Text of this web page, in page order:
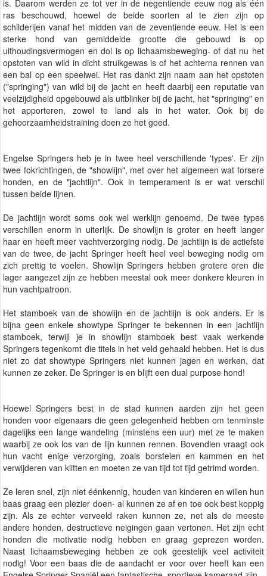
is. Daarom werden ze tot ver in de negentiende eeuw nog als één
ras beschouwd, hoewel de beide soorten al te zien zijn op
schilderijen vanaf het midden van de zeventiende eeuw. Het is een
sterke hond van gemiddelde grootte die gebouwd is op
uithoudingsvermogen en dol is op lichaamsbeweging- of dat nu het
opstoten van wild in dicht struikgewas is of het achterna rennen van
een bal op een speelwei. Het ras dankt zijn naam aan het opstoten
("springing") van wild bij de jacht en heeft daarbij een reputatie van
veelzijdigheid opgebouwd als uitblinker bij de jacht, het "springing" en
het apporteren, zowel te land als in het water. Ook bij de
gehoorzaamheidstraining doen ze het goed.
Engelse Springers heb je in twee heel verschillende 'types'. Er zijn
twee fokrichtingen, de "showlijn", met over het algemeen wat forsere
honden, en de "jachtlijn". Ook in temperament is er wat verschil
tussen beide lijnen.
De jachtlijn wordt soms ook wel werklijn genoemd. De twee types
verschillen enorm in uiterlijk. De showlijn is groter en heeft langer
haar en heeft meer vachtverzorging nodig. De jachtlijn is de actiefste
van de twee, de jacht Springer heeft heel veel beweging nodig om
zich prettig te voelen. Showlijn Springers hebben grotere oren die
lager aangezet zijn ze hebben meestal ook meer donkere kleuren in
hun vachtpatroon.
Het stamboek van de showlijn en de jachtlijn is ook anders. Er is
bijna geen enkele showtype Springer te bekennen in een jachtlijn
stamboek, terwijl je in showlijn stamboek best vaak werkende
Springers tegenkomt die titels in het veld gehaald hebben. Het is dus
niet zo dat showtype Springers niet kunnen jagen en werken, dat
kunnen ze zeker. De Springer is en blijft een dual purpose hond!
Hoewel Springers best in de stad kunnen aarden zijn het geen
honden voor eigenaars die geen gelegenheid hebben om tenminste
dagelijks een lange wandeling (minstens een uur) met ze te maken
waarbij ze ook los van de lijn kunnen rennen. Bovendien vraagt ook
hun vacht enige verzorging, zoals borstelen en kammen en het
verwijderen van klitten en moeten ze van tijd tot tijd getrimd worden.
Ze leren snel, zijn niet éénkennig, houden van kinderen en willen hun
baas graag een plezier doen- al kunnen ze af en toe ook best koppig
zijn. Als ze echter verveeld raken kunnen ze, net als de meeste
andere honden, destructieve neigingen gaan vertonen. Het zijn echt
honden die motivatie nodig hebben en graag geprezen worden.
Naast lichaamsbeweging hebben ze ook geestelijk veel activiteit
nodig! Voor een baas die de aandacht er voor over heeft kan een